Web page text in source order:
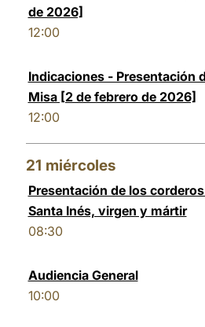
de 2026]
12:00
Indicaciones - Presentación
Misa [2 de febrero de 2026]
12:00
21 miércoles
Presentación de los
Santa Inés, virgen y mártir
08:30
Audiencia General
10:00